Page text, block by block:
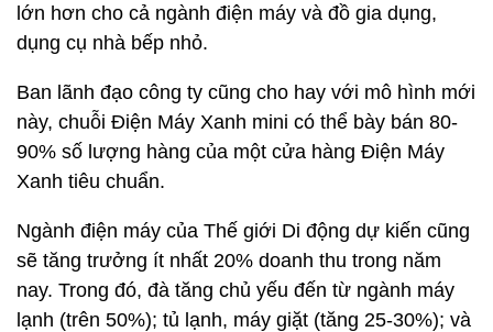
lớn hơn cho cả ngành điện máy và đồ gia dụng,
dụng cụ nhà bếp nhỏ.
Ban lãnh đạo công ty cũng cho hay với mô hình mới
này, chuỗi Điện Máy Xanh mini có thể bày bán 80-
90% số lượng hàng của một cửa hàng Điện Máy
Xanh tiêu chuẩn.
Ngành điện máy của Thế giới Di động dự kiến cũng
sẽ tăng trưởng ít nhất 20% doanh thu trong năm
nay. Trong đó, đà tăng chủ yếu đến từ ngành máy
lạnh (trên 50%); tủ lạnh, máy giặt (tăng 25-30%); và